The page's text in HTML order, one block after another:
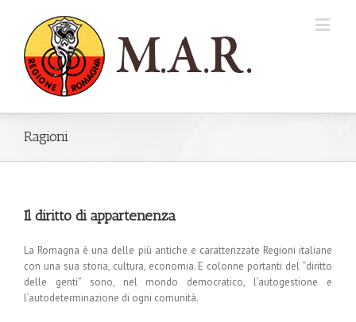
Ragioni
Il diritto di appartenenza
La Romagna è una delle più antiche e caratterizzate Regioni italiane
con una sua storia, cultura, economia. E colonne portanti del “diritto
delle genti” sono, nel mondo democratico, l’autogestione e
l’autodeterminazione di ogni comunità.